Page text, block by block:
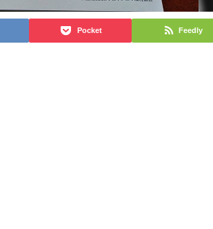
Pocket Feedly